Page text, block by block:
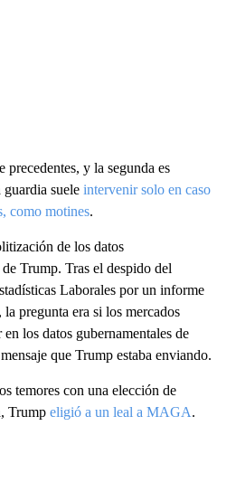
y la segunda es
suele intervenir solo en caso
como motines.
de los datos
Trump. Tras el despido del
Laborales por un informe
pregunta era si los mercados
los datos gubernamentales de
que Trump estaba enviando.
temores con una elección de
Trump eligió a un leal a MAGA.